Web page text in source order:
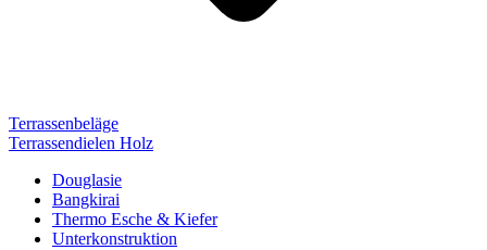
Terrassenbeläge
Terrassendielen Holz
Douglasie
Bangkirai
Thermo Esche & Kiefer
Unterkonstruktion